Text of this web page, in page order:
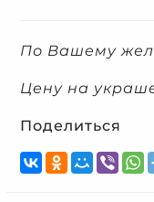
По Вашему
Цену на
Поделиться